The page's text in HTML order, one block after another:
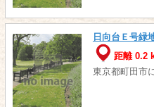
日向台Ｅ号緑
距離 0.2
東京都町田市